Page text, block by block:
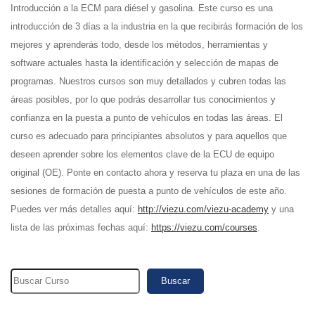
Introducción a la ECM para diésel y gasolina. Este curso es una
introducción de 3 días a la industria en la que recibirás formación de los
mejores y aprenderás todo, desde los métodos, herramientas y
software actuales hasta la identificación y selección de mapas de
programas. Nuestros cursos son muy detallados y cubren todas las
áreas posibles, por lo que podrás desarrollar tus conocimientos y
confianza en la puesta a punto de vehículos en todas las áreas. El
curso es adecuado para principiantes absolutos y para aquellos que
deseen aprender sobre los elementos clave de la ECU de equipo
original (OE). Ponte en contacto ahora y reserva tu plaza en una de las
sesiones de formación de puesta a punto de vehículos de este año.
Puedes ver más detalles aquí: http://viezu.com/viezu-academy y una
lista de las próximas fechas aquí: https://viezu.com/courses.
Buscar